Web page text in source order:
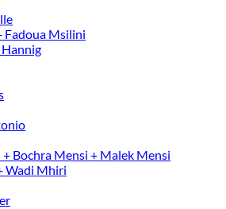
Fadoua Msilini
+ Bochra Mensi + Malek Mensi
Wadi Mhiri